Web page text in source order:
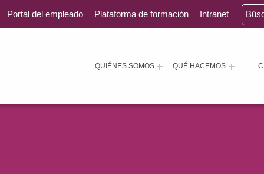
QUIÉNES SOMOS QUÉ HACEMOS
Portal del empleado Plataforma de formación Intranet